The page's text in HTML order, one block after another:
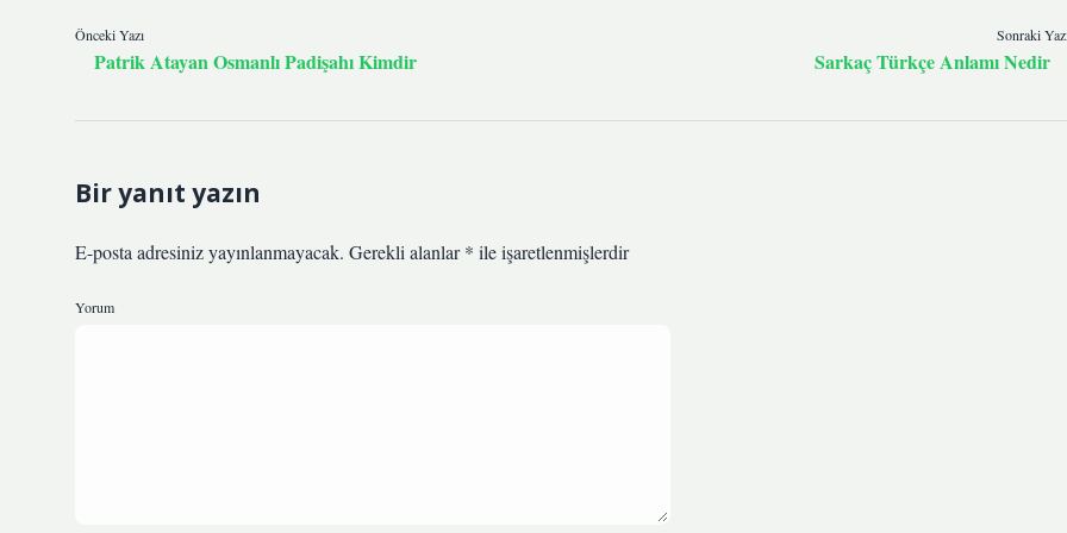
Önceki Yazı
Patrik Atayan Osmanlı Padişahı Kimdir
Sonraki
Sarkaç Türkçe Anlamı Nedir
Bir yanıt yazın
E-posta adresiniz yayınlanmayacak. Gerekli alanlar* ile işaretlenmişlerdir
Yorum